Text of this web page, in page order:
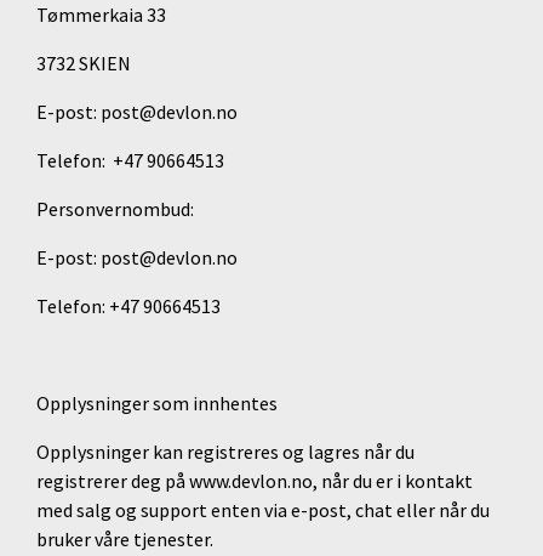
Tømmerkaia 33
3732 SKIEN
E-post: post@devlon.no
Telefon: +47 90664513
Personvernombud:
E-post: post@devlon.no
Telefon: +47 90664513
Opplysninger som innhentes
Opplysninger kan registreres og lagres når du
registrerer deg på www.devlon.no, når du er i kontakt
med salg og support enten via e-post, chat eller når du
bruker våre tjenester.